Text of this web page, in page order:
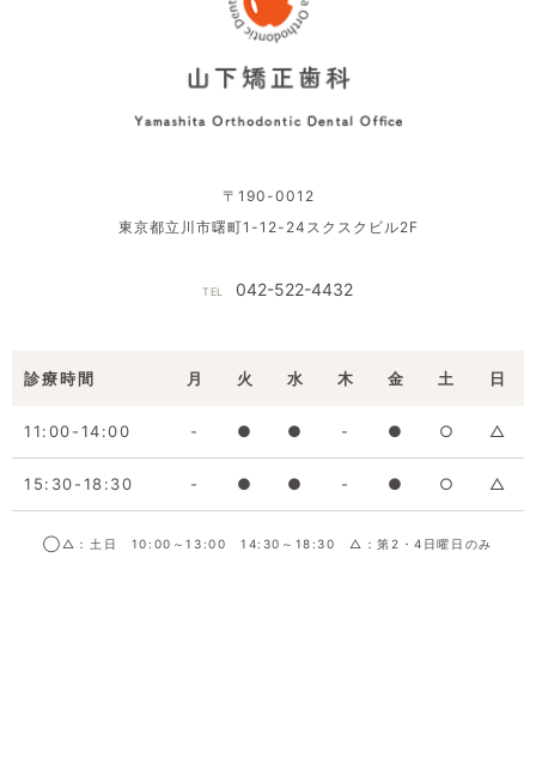
〒190-0012
東京都立川市曙町1-12-24スクスクビル2F
TEL 042-522-4432
診療時間 月 火 水 木 金 土 日
11:00-14:00 - ● ● - ● ○ △
15:30-18:30 - ● ● - ● ○ △
◯△：土日 10:00～13:00 14:30～18:30 △：第2・4日曜日のみ